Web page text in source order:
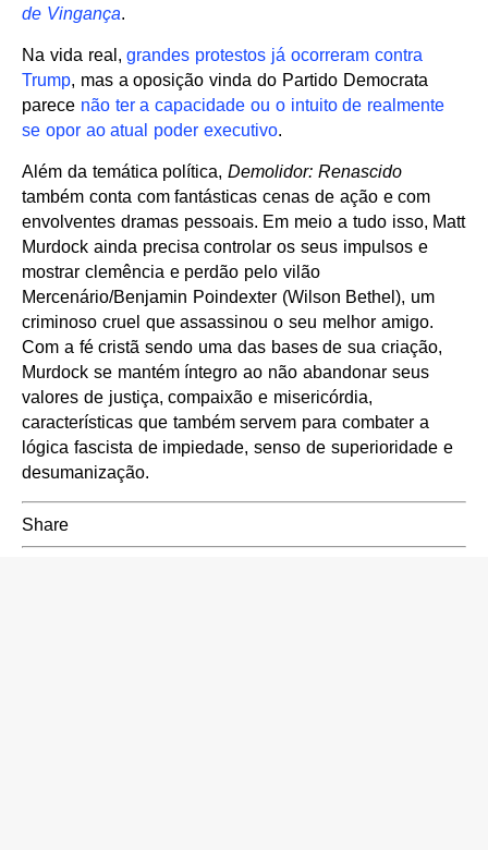
de Vingança.
Na vida real,grandes protestos já ocorreram contra
Trump, mas a oposição vinda do Partido Democrata
parece não ter a capacidade ou o intuito de realmente
se opor ao atual poder executivo.
Além da temática política,Demolidor: Renascido
também conta com fantásticas cenas de ação e com
envolventes dramas pessoais. Em meio a tudo isso, Matt
Murdock ainda precisa controlar os seus impulsos e
mostrar clemência e perdão pelo vilão
Mercenário/Benjamin Poindexter (Wilson Bethel), um
criminoso cruel que assassinou o seu melhor amigo.
Com a fé cristã sendo uma das bases de sua criação,
Murdock se mantém íntegro ao não abandonar seus
valores de justiça, compaixão e misericórdia,
características que também servem para combater a
lógica fascista de impiedade, senso de superioridade e
desumanização.
Share